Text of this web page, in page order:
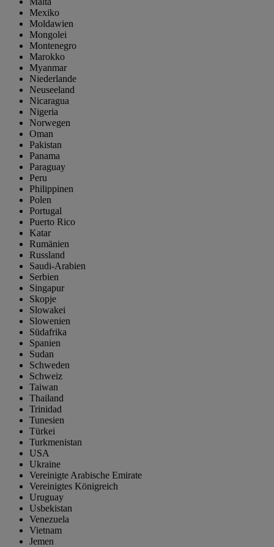
Mexiko
Moldawien
Mongolei
Montenegro
Marokko
Myanmar
Niederlande
Neuseeland
Nicaragua
Nigeria
Norwegen
Oman
Pakistan
Panama
Paraguay
Peru
Philippinen
Polen
Portugal
Puerto Rico
Katar
Rumänien
Russland
Saudi-Arabien
Serbien
Singapur
Skopje
Slowakei
Slowenien
Südafrika
Spanien
Sudan
Schweden
Schweiz
Taiwan
Thailand
Trinidad
Tunesien
Türkei
Turkmenistan
USA
Ukraine
Vereinigte Arabische Emirate
Vereinigtes Königreich
Uruguay
Usbekistan
Venezuela
Vietnam
Jemen